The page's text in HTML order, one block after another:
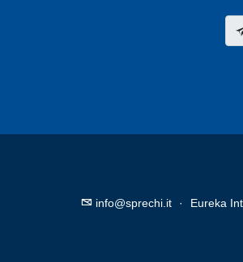
info@sprechi.it · Eureka